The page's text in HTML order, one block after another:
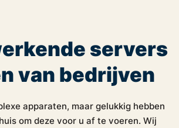
servers
van bedrijven
apparaten, maar gelukkig hebben
om deze voor u af te voeren. Wij